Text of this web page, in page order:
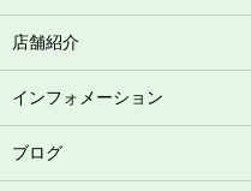
店舗紹介
インフォメーション
ブログ